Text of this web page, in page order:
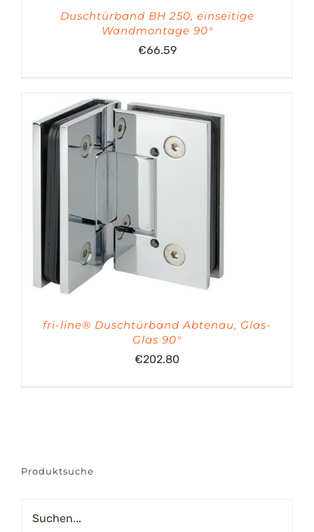
Duschtürband BH 250, einseitige
Wandmontage 90°
€66.59
fri-line® Duschtürband Abtenau, Glas-
Glas 90°
€202.80
Produktsuche